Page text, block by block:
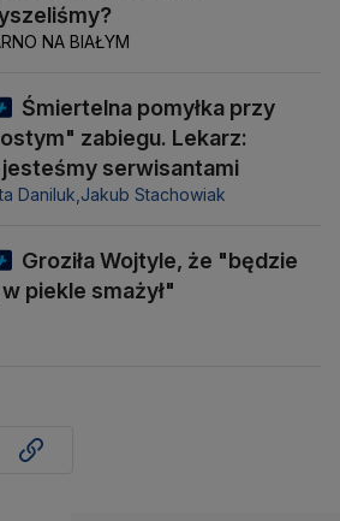
NA BIAŁYM
Śmiertelna pomyłka przy
zabiegu. Lekarz:
jesteśmy serwisantami
Daniluk, Jakub Stachowiak
Groziła Wojtyle, że "będzie
piekle smażył"